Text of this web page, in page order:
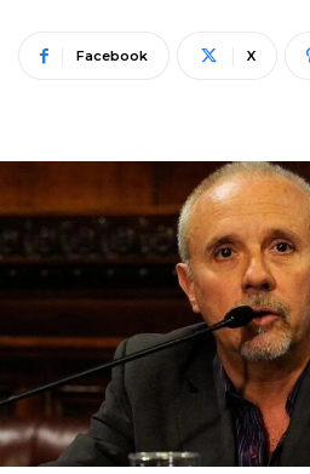
Facebook X